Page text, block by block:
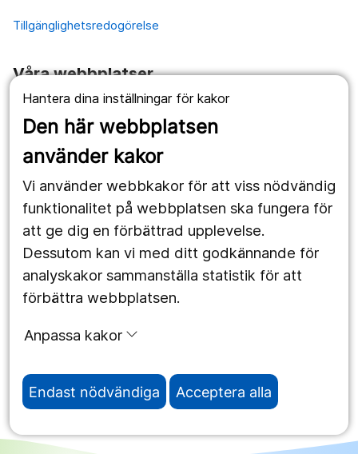
Hantera dina inställningar för kakor
Den här webbplatsen
använder kakor
Vi använder webbkakor för att viss nödvändig
funktionalitet på webbplatsen ska fungera för
att ge dig en förbättrad upplevelse.
Dessutom kan vi med ditt godkännande för
analyskakor sammanställa statistik för att
förbättra webbplatsen.
Anpassa kakor
Endast nödvändiga Acceptera alla
Tillgänglighetsredogörelse
Våra webbplatser
1177.se
Länstrafiken
Utveckling
Följ oss
Facebook